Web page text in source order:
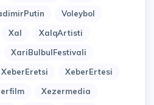
Voleybol
Xal
XalqArtisti
XariBulbulFestivali
XeberEretsi
XeberErtesi
Xezermedia